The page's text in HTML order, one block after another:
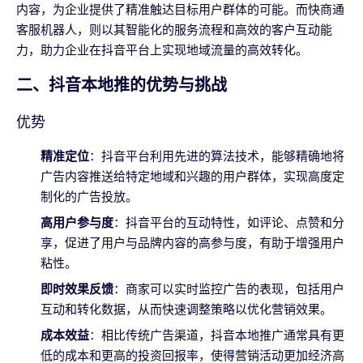
内容，为企业提供了精准触达目标用户群体的可能。而快商通
客服机器人，则以其智能化的服务流程和高效的客户互动能
力，助力企业在抖音平台上实现地域流量的高效转化。
二、抖音本地推的优势与挑战
优势
精准定位：抖音平台利用先进的算法技术，能够精确地将
广告内容推送给特定地域和兴趣的用户群体，实现高度定
制化的广告投放。
高用户参与度：抖音平台的互动特性，如评论、点赞和分
享，促进了用户与品牌内容的高参与度，有助于增强用户
粘性。
即时效果反馈：商家可以实时监控广告的表现，包括用户
互动和转化数据，从而快速调整策略以优化营销效果。
成本效益：相比传统广告渠道，抖音本地推广通常具有更
低的成本和更高的投资回报率，使得营销活动更加经济高